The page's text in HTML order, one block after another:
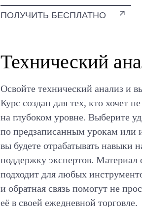
ПОЛУЧИТЬ БЕСПЛАТНО
Технический
Освойте технический анализ и
Курс создан для тех, кто хочет
на глубоком уровне. Выберите
по предзаписанным урокам или
вы будете отрабатывать навыки
поддержку экспертов. Материал
подходит для любых
и обратная связь помогут не
её в своей ежедневной торговле.